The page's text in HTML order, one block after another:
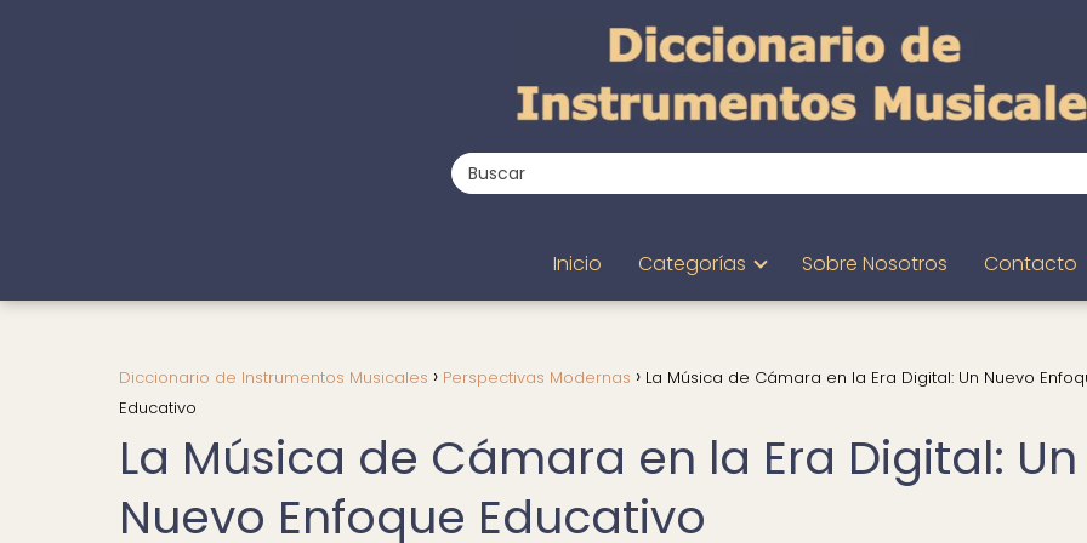
Inicio Categorías Sobre Nosotros Contacto
Diccionario de Instrumentos Musicales Perspectivas Modernas
La Música de Cámara en la Era Digital: Un Nuevo
Educativo
La Música de Cámara en la Era Digital: Un
Nuevo Enfoque Educativo